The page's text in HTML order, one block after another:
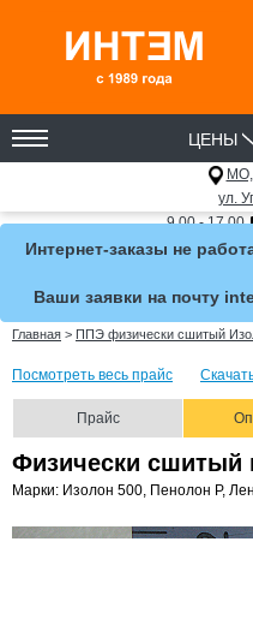
ЦЕНЫ
ул.
9.00 - 17.00
Интернет-заказы не
Ваши заявки на почту
Главная > ППЭ физически сшитый
Посмотреть весь прайс
Прайс
Физически сшитый
Марки: Изолон 500, Пенолон Р,